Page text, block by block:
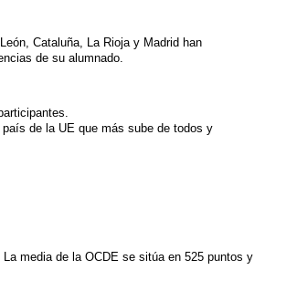
Cataluña, La Rioja y Madrid han
de su alumnado.
de la UE que más sube de todos y
media de la OCDE se sitúa en 525 puntos y